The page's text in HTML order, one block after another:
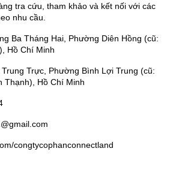
tra cứu, tham khảo và kết nối với các
nhu cầu.
Ba Tháng Hai, Phường Diên Hồng (cũ:
Hồ Chí Minh
Trực, Phường Bình Lợi Trung (cũ:
Thạnh), Hồ Chí Minh
congtycophanconnectland